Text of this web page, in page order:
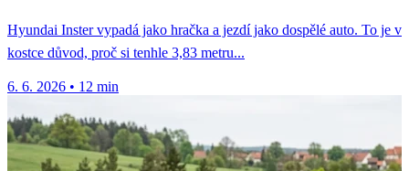
Hyundai Inster vypadá jako hračka a jezdí jako dospělé auto. To je v
kostce důvod, proč si tenhle 3,83 metru...
6. 6. 2026 • 12 min